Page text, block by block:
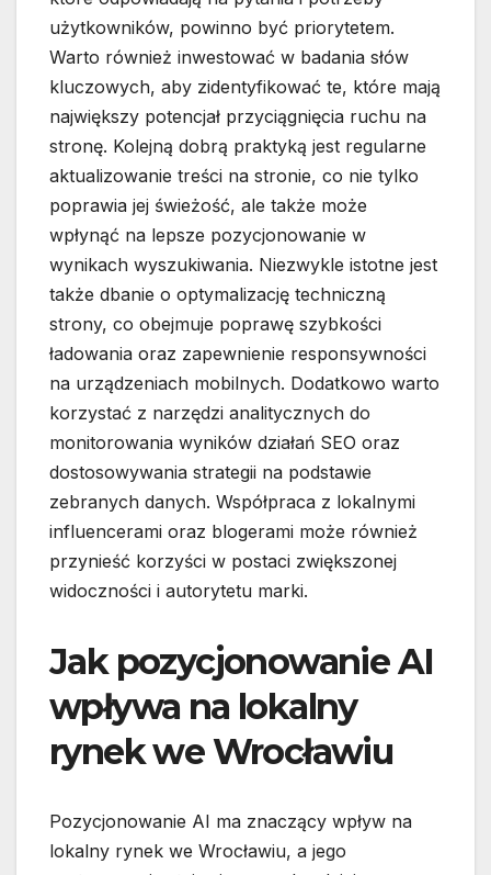
użytkowników, powinno być priorytetem.
Warto również inwestować w badania słów
kluczowych, aby zidentyfikować te, które mają
największy potencjał przyciągnięcia ruchu na
stronę. Kolejną dobrą praktyką jest regularne
aktualizowanie treści na stronie, co nie tylko
poprawia jej świeżość, ale także może
wpłynąć na lepsze pozycjonowanie w
wynikach wyszukiwania. Niezwykle istotne jest
także dbanie o optymalizację techniczną
strony, co obejmuje poprawę szybkości
ładowania oraz zapewnienie responsywności
na urządzeniach mobilnych. Dodatkowo warto
korzystać z narzędzi analitycznych do
monitorowania wyników działań SEO oraz
dostosowywania strategii na podstawie
zebranych danych. Współpraca z lokalnymi
influencerami oraz blogerami może również
przynieść korzyści w postaci zwiększonej
widoczności i autorytetu marki.
Jak pozycjonowanie AI
wpływa na lokalny
rynek we Wrocławiu
Pozycjonowanie AI ma znaczący wpływ na
lokalny rynek we Wrocławiu, a jego